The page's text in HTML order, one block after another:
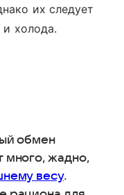
их следует
и холода.
обмен
много, жадно,
весу.